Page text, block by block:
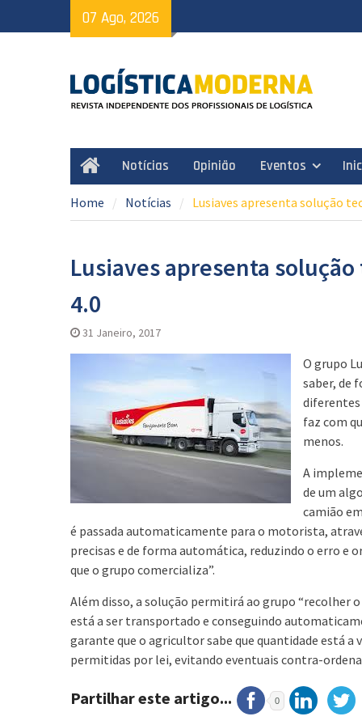
to
07 Ago, 2026
HomeNotícias Opinião Eventos
Home Notícias Lusiaves apresenta solução
Lusiaves apresenta
4.0
31 Janeiro, 2017
O grupo
saber, de
diferentes
faz com
menos.
A
de um
camião
é passada automaticamente para o motorista,
precisas e de forma automática, reduzindo o erro e
que o grupo comercializa”.
Além disso, a solução permitirá ao grupo “recolher
está a ser transportado e conseguindo
garante que o agricultor sabe que quantidade está a
permitidas por lei, evitando eventuais contra-
Partilhar este artigo... 0